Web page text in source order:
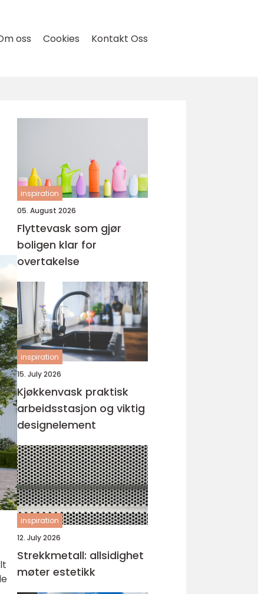
oss Cookies Kontakt Oss
inspiration
05. August 2026
Flyttevask som gjør
boligen klar for
overtakelse
inspiration
15. July 2026
Kjøkkenvask praktisk
arbeidsstasjon og viktig
designelement
inspiration
12. July 2026
Strekkmetall: allsidighet
møter estetikk